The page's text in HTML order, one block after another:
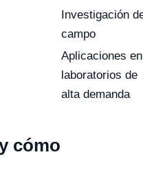
Investigación
campo
Aplicaciones en
laboratorios de
alta demanda
cómo